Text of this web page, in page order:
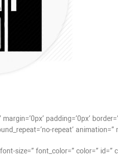
padding=’0px’
repeat’ animation=”